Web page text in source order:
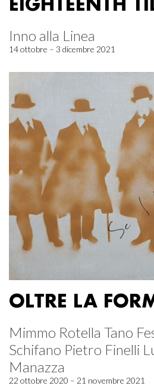
Inno alla Linea
14 ottobre – 3 dicembre 2021
OLTRE LA
Mimmo Rotella Tano
Schifano Pietro Finelli
Manazza
22 ottobre 2020 – 21 novembre 2021